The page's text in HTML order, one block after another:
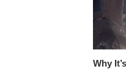
Why